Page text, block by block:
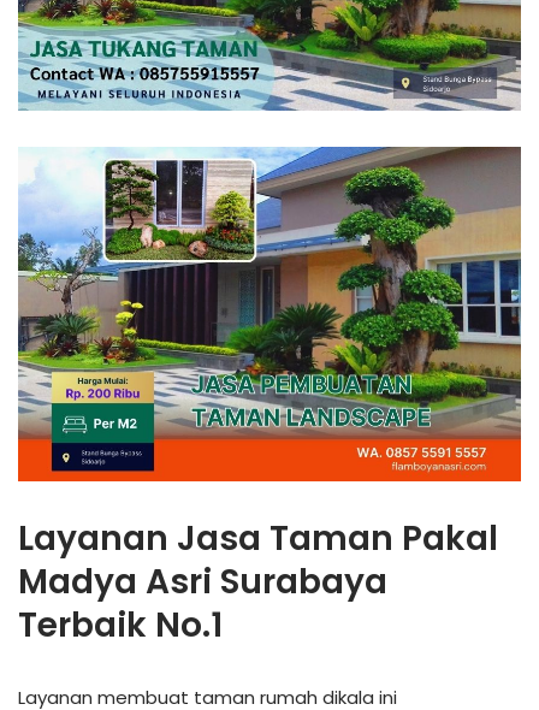
Layanan Jasa Taman Pakal
Madya Asri Surabaya
Terbaik No.1
Layanan membuat taman rumah dikala ini